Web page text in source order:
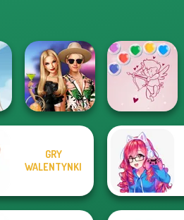
BFFs' Birthday
Bash For Babs
Bubble Shooter
Valentine
GRY
WALENTYNKI